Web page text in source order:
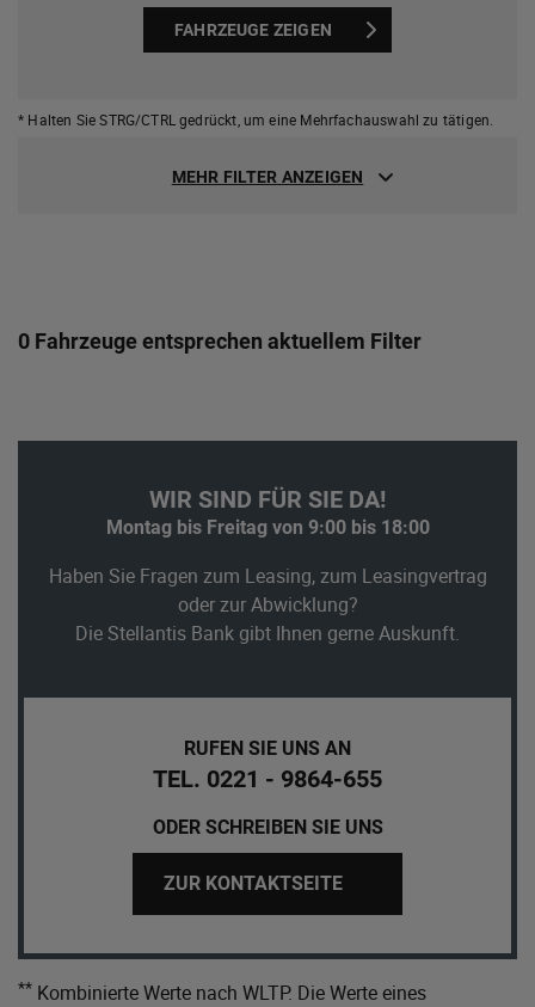
FAHRZEUGE ZEIGEN
* Halten Sie STRG/CTRL gedrückt, um eine Mehrfachauswahl zu tätigen.
MEHR FILTER ANZEIGEN
0 Fahrzeuge entsprechen aktuellem Filter
WIR SIND FÜR SIE DA!
Montag bis Freitag von 9:00 bis 18:00
Haben Sie Fragen zum Leasing, zum Leasingvertrag
oder zur Abwicklung?
Die Stellantis Bank gibt Ihnen gerne Auskunft.
RUFEN SIE UNS AN
TEL. 0221 - 9864-655
ODER SCHREIBEN SIE UNS
ZUR KONTAKTSEITE
** Kombinierte Werte nach WLTP. Die Werte eines